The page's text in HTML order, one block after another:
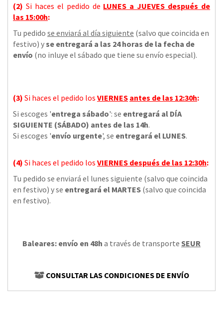
(2) Si haces el pedido de LUNES a JUEVES después de
las 15:00h:
Tu pedido se enviará al día siguiente (salvo que coincida en
festivo) yse entregará a las 24 horas de la fecha de
envío (no inluye el sábado que tiene su envío especial).
(3) Si haces el pedido los VIERNES antes de las 12:30h:
Si escoges 'entrega sábado': se entregará al DÍA
SIGUIENTE (SÁBADO) antes de las 14h.
Si escoges 'envío urgente', se entregará el LUNES.
(4) Si haces el pedido los VIERNES después de las 12:30h:
Tu pedido se enviará el lunes siguiente (salvo que coincida
en festivo) y se entregará el MARTES (salvo que coincida
en festivo).
Baleares: envío en 48h a través de transporte SEUR
CONSULTAR LAS CONDICIONES DE ENVÍO